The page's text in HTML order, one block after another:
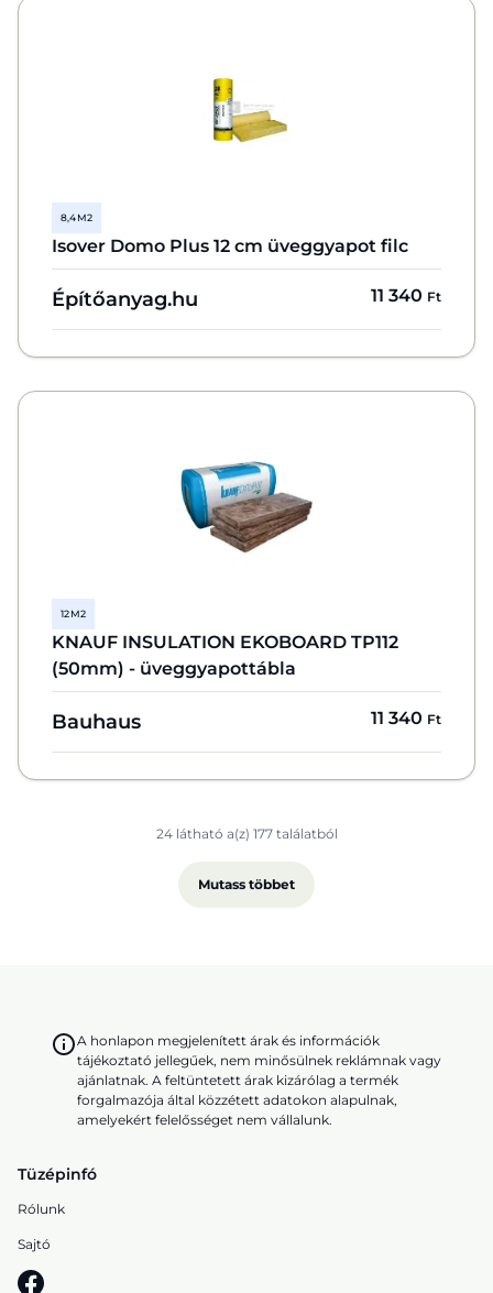
8,4 M2
Isover Domo Plus 12 cm üveggyapot filc
Építőanyag.hu 11 340 Ft
12 M2
KNAUF INSULATION EKOBOARD TP112
(50mm) - üveggyapottábla
Bauhaus 11 340 Ft
24 látható a(z) 177 találatból
Mutass többet
A honlapon megjelenített árak és információk
tájékoztató jellegűek, nem minősülnek reklámnak vagy
ajánlatnak. A feltüntetett árak kizárólag a termék
forgalmazója által közzétett adatokon alapulnak,
amelyekért felelősséget nem vállalunk.
Tüzépinfó
Rólunk
Sajtó